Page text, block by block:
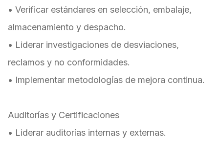
• Verificar estándares en selección, embalaje,
almacenamiento y despacho.
• Liderar investigaciones de desviaciones,
reclamos y no conformidades.
• Implementar metodologías de mejora continua.
Auditorías y Certificaciones
• Liderar auditorías internas y externas.